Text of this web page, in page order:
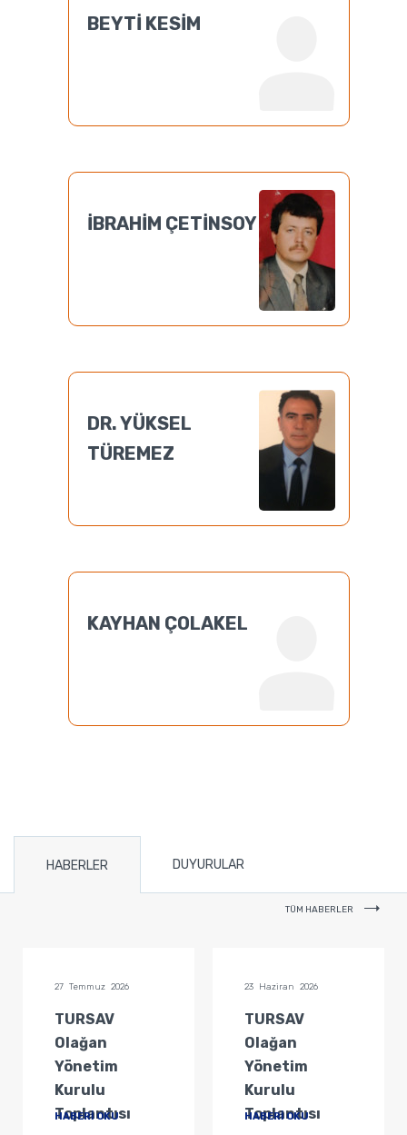
BEYTİ KESİM
İBRAHİM ÇETİNSOY
DR. YÜKSEL
TÜREMEZ
KAYHAN ÇOLAKEL
HABERLER DUYURULAR
TÜM HABERLER
27 Temmuz 2026
TURSAV
Olağan
Yönetim
Kurulu
Toplantısı
HABERİ OKU
23 Haziran 2026
TURSAV
Olağan
Yönetim
Kurulu
Toplantısı
HABERİ OKU